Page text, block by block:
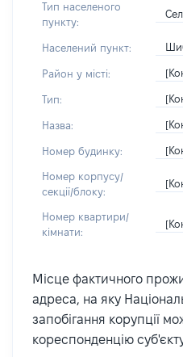
Тип населеного
пункту:
Населений пункт:
Район у місті:
Тип:
Назва:
Номер будинку:
Номер корпусу/
секції/блоку:
Номер квартири/
кімнати:
Місце фактичного
адреса, на яку
запобігання корупції
кореспонденцію